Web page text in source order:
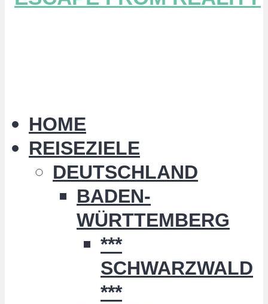
HOME
REISEZIELE
DEUTSCHLAND
BADEN-
WÜRTTEMBERG
***
SCHWARZWALD
***